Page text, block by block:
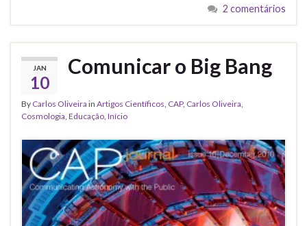
2 comentários
JAN
10
Comunicar o Big Bang
By Carlos Oliveira in Artigos Científicos CAP, Carlos Oliveira
Cosmologia Educação Início